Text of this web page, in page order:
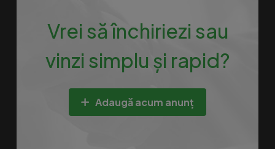
Vrei să închiriezi sau
vinzi simplu și rapid?
Adaugă acum anunț